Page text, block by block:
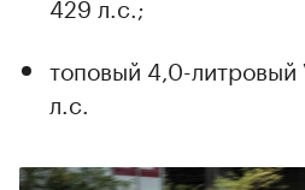
топовый 4,0-литровый
л.с.